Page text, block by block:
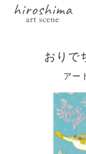
おりで
アー